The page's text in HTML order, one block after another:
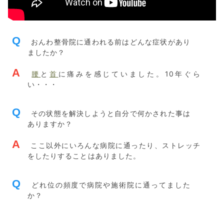
Q
おんわ整骨院に通われる前はどんな症状があり
ましたか？
A 腰 と 首 に痛みを感じていました。10年ぐら
い・・・
Q
その状態を解決しようと自分で何かされた事は
ありますか？
A
ここ以外にいろんな病院に通ったり、ストレッチ
をしたりすることはありました。
Q
どれ位の頻度で病院や施術院に通ってました
か？